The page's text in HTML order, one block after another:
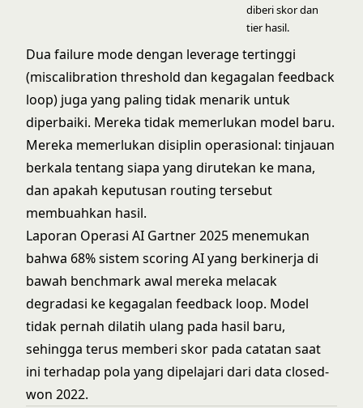
diberi skor dan
tier hasil.
Dua failure mode dengan leverage tertinggi
(miscalibration threshold dan kegagalan feedback
loop) juga yang paling tidak menarik untuk
diperbaiki. Mereka tidak memerlukan model baru.
Mereka memerlukan disiplin operasional: tinjauan
berkala tentang siapa yang dirutekan ke mana,
dan apakah keputusan routing tersebut
membuahkan hasil.
Laporan Operasi AI Gartner 2025 menemukan
bahwa 68% sistem scoring AI yang berkinerja di
bawah benchmark awal mereka melacak
degradasi ke kegagalan feedback loop. Model
tidak pernah dilatih ulang pada hasil baru,
sehingga terus memberi skor pada catatan saat
ini terhadap pola yang dipelajari dari data closed-
won 2022.